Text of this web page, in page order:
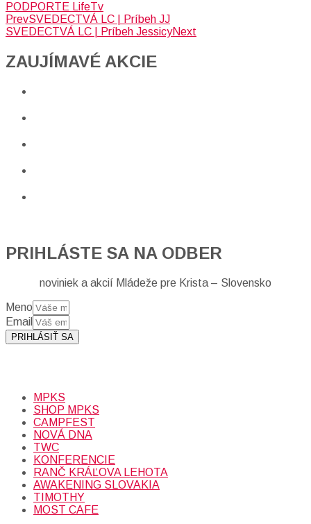
PODPORTE LifeTv
PrevSVEDECTVÁ LC | Príbeh JJ
SVEDECTVÁ LC | Príbeh JessicyNext
ZAUJÍMAVÉ AKCIE​
PRIHLÁSTE SA NA ODBER
noviniek a akcií Mládeže pre Krista – Slovensko
Meno
Email
PRIHLÁSIŤ SA
MPKS
SHOP MPKS
CAMPFEST
NOVÁ DNA
TWC
KONFERENCIE
RANČ KRÁĽOVA LEHOTA
AWAKENING SLOVAKIA
TIMOTHY
MOST CAFE